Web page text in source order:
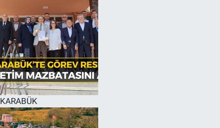
KARABÜK
Karabük Trafik Yoğunluk Haritası
Süper Lig Puan Durumu ve Fikstür
Tüm Manşetler
Son Dakika Haberleri
Haber Arşivi